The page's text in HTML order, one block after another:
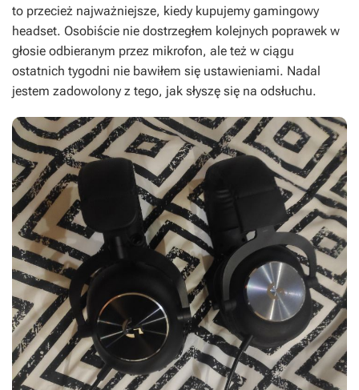
to przecież najważniejsze, kiedy kupujemy gamingowy
headset. Osobiście nie dostrzegłem kolejnych poprawek w
głosie odbieranym przez mikrofon, ale też w ciągu
ostatnich tygodni nie bawiłem się ustawieniami. Nadal
jestem zadowolony z tego, jak słyszę się na odsłuchu.